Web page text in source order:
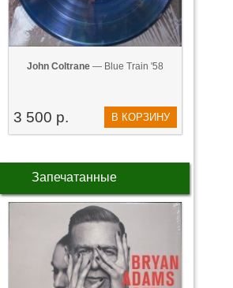
John Coltrane — Blue Train '58
3 500 р. В КОРЗИНУ
Запечатанные